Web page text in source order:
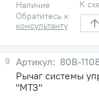
Наличие
Обратитесь к
консультанту
К
9
80В-
Рычаг системы
"МТЗ"